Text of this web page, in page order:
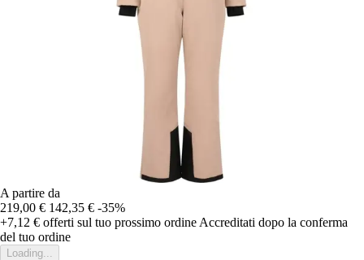
A partire da
219,00 € 142,35 € -35%
+7,12 € offerti sul tuo prossimo ordine Accreditati dopo la conferma
del tuo ordine
Loading...